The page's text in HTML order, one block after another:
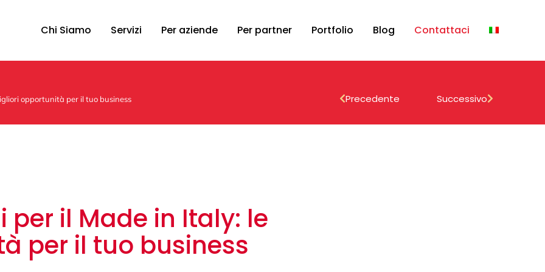
Chi Siamo Servizi Per aziende Per partner Portfolio Blog Contattaci
opportunità per il tuo business Precedente Successivo
per il Made in Italy: le
per il tuo business